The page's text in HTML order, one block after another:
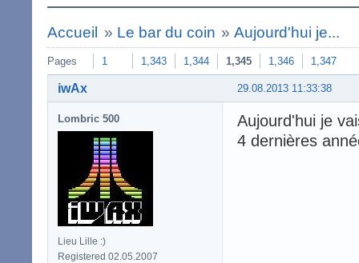
Accueil » Le bar du coin »Aujourd'hui je...
Pages 1 1,343 1,344 1,345 1,346 1,347
29.08.2013 11:33:38
iwAx
Lombric 500
Lieu Lille :)
Registered 02.05.2007
Aujourd'hui je
4 dernières